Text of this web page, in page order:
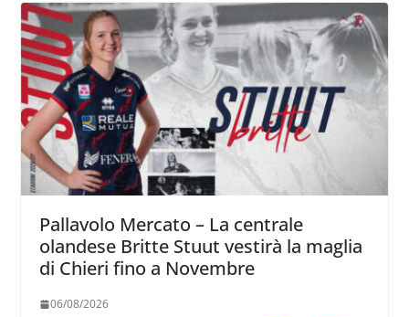
Pallavolo Mercato – La centrale
olandese Britte Stuut vestirà la maglia
di Chieri fino a Novembre
06/08/2026